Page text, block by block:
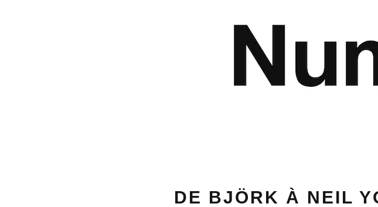
DE BJÖRK À NEIL